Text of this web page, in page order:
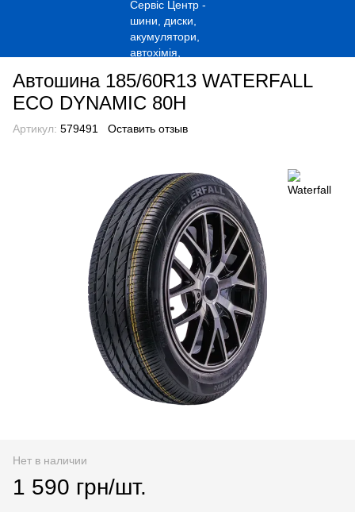
Автошина 185/60R13 WATERFALL
ECO DYNAMIC 80H
Артикул: 579491 Оставить отзыв
Нет в наличии
1 590 грн/шт.